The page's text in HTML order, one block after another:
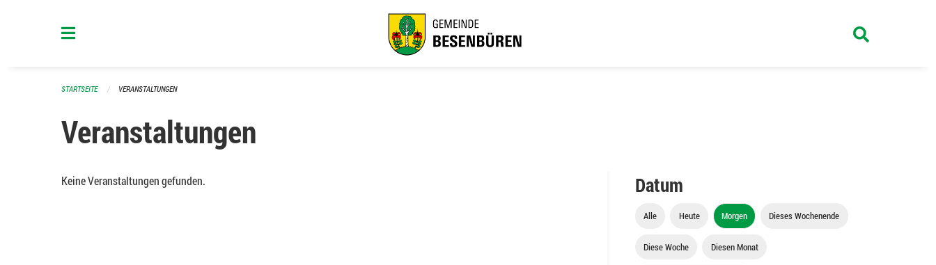
STARTSEITE VERANSTALTUNGEN
Veranstaltungen
Keine Veranstaltungen gefunden. Datum
Alle Heute Morgen Dieses Wochenende
Diese Woche Diesen Monat